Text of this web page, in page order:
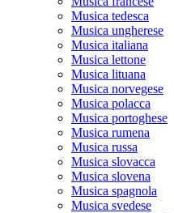
Musica tedesca
Musica ungherese
Musica italiana
Musica lettone
Musica lituana
Musica norvegese
Musica polacca
Musica portoghese
Musica rumena
Musica russa
Musica slovacca
Musica slovena
Musica spagnola
Musica svedese